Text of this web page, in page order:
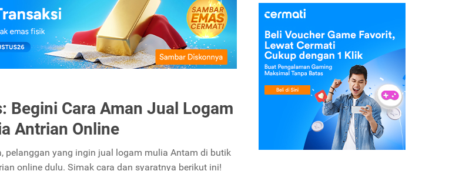
Begini Cara Aman Jual Logam
Antrian Online
pelanggan yang ingin jual logam mulia Antam di butik
online dulu. Simak cara dan syaratnya berikut ini!